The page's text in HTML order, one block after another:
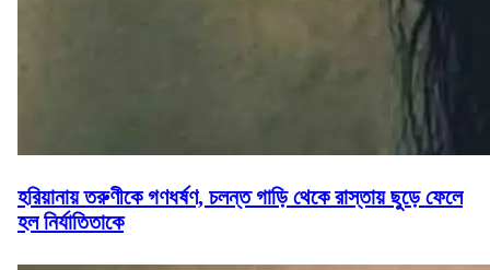
হরিয়ানায় তরুণীকে গণধর্ষণ, চলন্ত গাড়ি থেকে রাস্তায় ছুড়ে ফেলে
হল নির্যাতিতাকে